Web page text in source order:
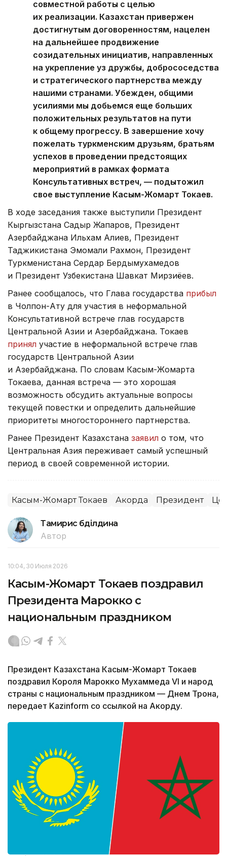
совместной работы с целью
их реализации. Казахстан привержен
достигнутым договоренностям, нацелен
на дальнейшее продвижение
созидательных инициатив, направленных
на укрепление уз дружбы, добрососедства
и стратегического партнерства между
нашими странами. Убежден, общими
усилиями мы добьемся еще больших
положительных результатов на пути
к общему прогрессу. В завершение хочу
пожелать туркменским друзьям, братьям
успехов в проведении предстоящих
мероприятий в рамках формата
Консультативных встреч, — подытожил
свое выступление Касым-Жомарт Токаев.
В ходе заседания также выступили Президент
Кыргызстана Садыр Жапаров, Президент
Азербайджана Ильхам Алиев, Президент
Таджикистана Эмомали Рахмон, Президент
Туркменистана Сердар Бердымухамедов
и Президент Узбекистана Шавкат Мирзиёев.
Ранее сообщалось, что Глава государства прибыл
в Чолпон-Ату для участия в неформальной
Консультативной встрече глав государств
Центральной Азии и Азербайджана. Токаев
принял участие в неформальной встрече глав
государств Центральной Азии
и Азербайджана. По словам Касым-Жомарта
Токаева, данная встреча — это хорошая
возможность обсудить актуальные вопросы
текущей повестки и определить дальнейшие
приоритеты многостороннего партнерства.
Ранее Президент Казахстана заявил о том, что
Центральная Азия переживает самый успешный
период в своей современной истории.
Касым-Жомарт Токаев Акорда Президент
Тамирис Әбділдина
Автор
10:04, 30 Июля 2026
Касым-Жомарт Токаев поздравил
Президента Марокко с
национальным праздником
Президент Казахстана Касым-Жомарт Токаев
поздравил Короля Марокко Мухаммеда VI и народ
страны с национальным праздником — Днем Трона,
передает Kazinform со ссылкой на Акорду.